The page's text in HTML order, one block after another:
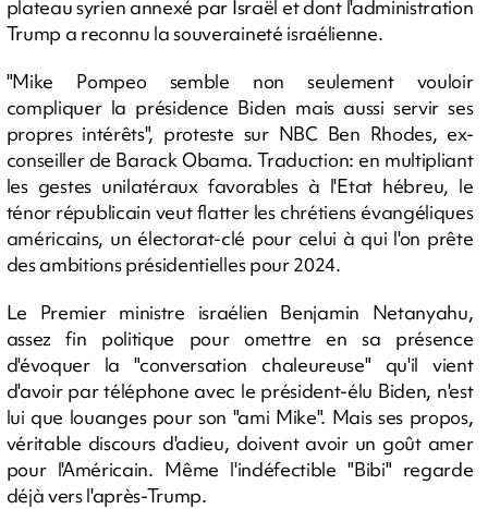
plateau syrien annexé par Israël et dont l'administration
Trump a reconnu la souveraineté israélienne.
"Mike Pompeo semble non seulement vouloir
compliquer la présidence Biden mais aussi servir ses
propres intérêts", proteste sur NBC Ben Rhodes, ex-
conseiller de Barack Obama. Traduction: en multipliant
les gestes unilatéraux favorables à l'Etat hébreu, le
ténor républicain veut flatter les chrétiens évangéliques
américains, un électorat-clé pour celui à qui l'on prête
des ambitions présidentielles pour 2024.
Le Premier ministre israélien Benjamin Netanyahu,
assez fin politique pour omettre en sa présence
d'évoquer la "conversation chaleureuse" qu'il vient
d'avoir par téléphone avec le président-élu Biden, n'est
lui que louanges pour son "ami Mike". Mais ses propos,
véritable discours d'adieu, doivent avoir un goût amer
pour l'Américain. Même l'indéfectible "Bibi" regarde
déjà vers l'après-Trump.